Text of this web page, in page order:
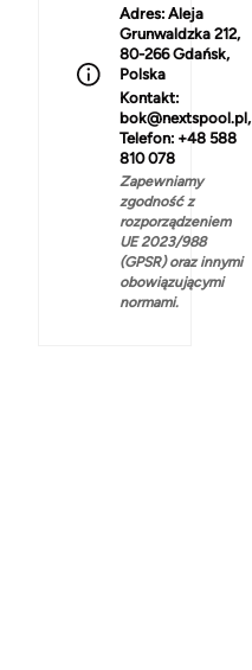
Adres: Aleja
Grunwaldzka 212,
80-266 Gdańsk,
Polska
Kontakt:
bok@nextspool.pl,
Telefon: +48 588
810 078
Zapewniamy
zgodność z
rozporządzeniem
UE 2023/988
(GPSR) oraz innymi
obowiązującymi
normami.